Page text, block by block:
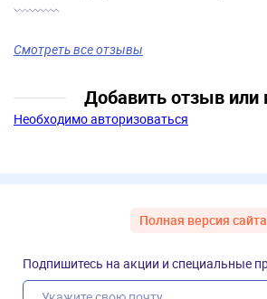
Смотреть все отзывы
Добавить отзыв или
Необходимо авторизоваться
Полная версия сайта
Подпишитесь на акции и специальные